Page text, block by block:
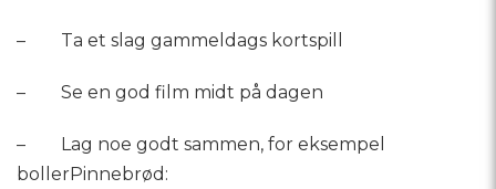
– Ta et slag gammeldags kortspill
– Se en god film midt på dagen
– Lag noe godt sammen, for eksempel
bollerPinnebrød: